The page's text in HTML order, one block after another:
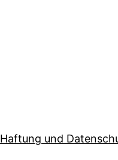
Haftung und